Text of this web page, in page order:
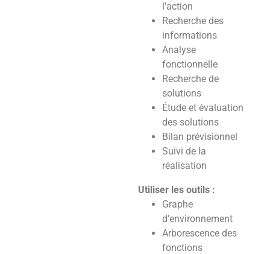
l’action
Recherche des
informations
Analyse
fonctionnelle
Recherche de
solutions
Étude et évaluation
des solutions
Bilan prévisionnel
Suivi de la
réalisation
Utiliser les outils :
Graphe
d’environnement
Arborescence des
fonctions